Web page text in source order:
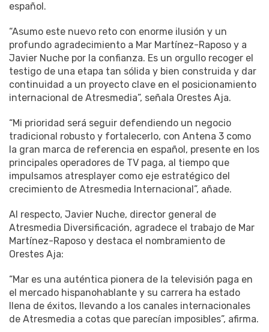
español.
“Asumo este nuevo reto con enorme ilusión y un
profundo agradecimiento a Mar Martínez-Raposo y a
Javier Nuche por la confianza. Es un orgullo recoger el
testigo de una etapa tan sólida y bien construida y dar
continuidad a un proyecto clave en el posicionamiento
internacional de Atresmedia”, señala Orestes Aja.
“Mi prioridad será seguir defendiendo un negocio
tradicional robusto y fortalecerlo, con Antena 3 como
la gran marca de referencia en español, presente en los
principales operadores de TV paga, al tiempo que
impulsamos atresplayer como eje estratégico del
crecimiento de Atresmedia Internacional”, añade.
Al respecto, Javier Nuche, director general de
Atresmedia Diversificación, agradece el trabajo de Mar
Martínez-Raposo y destaca el nombramiento de
Orestes Aja:
“Mar es una auténtica pionera de la televisión paga en
el mercado hispanohablante y su carrera ha estado
llena de éxitos, llevando a los canales internacionales
de Atresmedia a cotas que parecían imposibles”, afirma.